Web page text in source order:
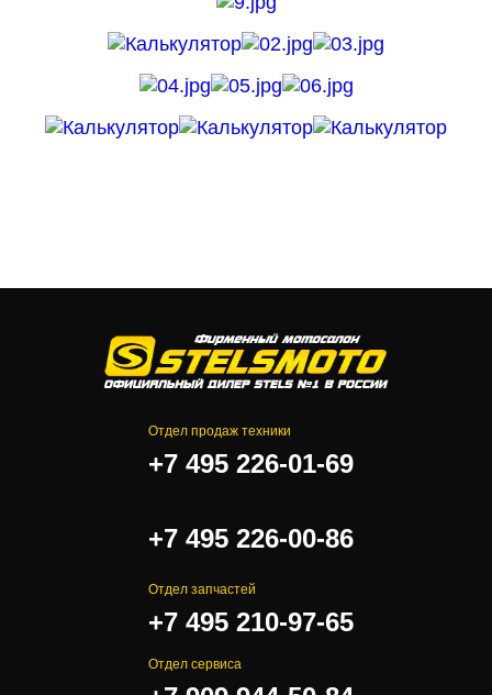
Отдел продаж техники
+7 495 226-01-69
+7 495 226-00-86
Отдел запчастей
+7 495 210-97-65
Отдел сервиса